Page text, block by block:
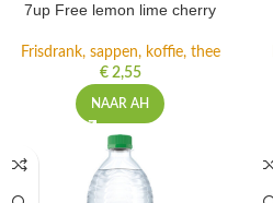
7up Free lemon lime cherry
Frisdrank, sappen, koffie, thee
€2,55
NAAR AH